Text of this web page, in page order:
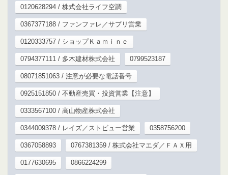
0120628294 / 株式会社ライフ空調
0367377188 / ファンファレ／サプリ営業
0120333757 / ショップＫａｍｉｎｅ
0794377111 / 多木建材株式会社 0799523187
08071851063 / 注意が必要な電話番号
0925151850 / 不動産売買・投資営業【注意】
0333567100 / 高山物産株式会社
0344009378 / レイズ／ストビュー営業 0358756200
0367058893 0767381359 / 株式会社マエダ／ＦＡＸ用
0177630695 0866224299